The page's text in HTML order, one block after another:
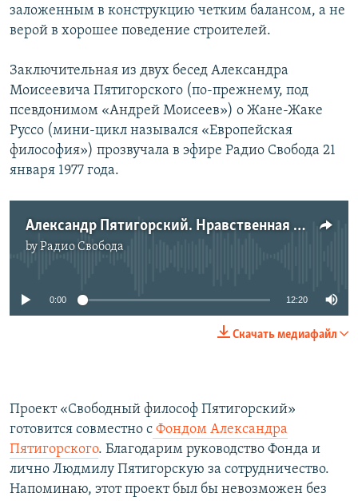
заложенным в конструкцию четким балансом, а не
верой в хорошее поведение строителей.
Заключительная из двух бесед Александра
Моисеевича Пятигорского (по-прежнему, под
псевдонимом «Андрей Моисеев») о Жане-Жаке
Руссо (мини-цикл назывался «Европейская
философия») прозвучала в эфире Радио Свобода 21
января 1977 года.
Александр Пятигорский. Нравственная и политическая философия Жан-Жака Руссо
byРадио Свобода
No media source currently available
0:00 12:20
Скачать медиафайл
Проект «Свободный философ Пятигорский»
готовится совместно с Фондом Александра
Пятигорского. Благодарим руководство Фонда и
лично Людмилу Пятигорскую за сотрудничество.
Напоминаю, этот проект был бы невозможен без